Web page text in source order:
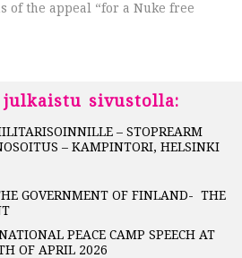
of the appeal “for a Nuke free
sivustolla:
– STOPREARM
– KAMPINTORI, HELSINKI
GOVERNMENT OF FINLAND- THE
PEACE CAMP SPEECH AT
OF APRIL 2026